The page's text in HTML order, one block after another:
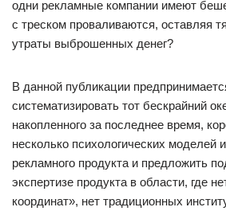
одни рекламные компании имеют
с треском проваливаются, оставляя
утраты выброшенных денег?
В данной публикации
систематизировать тот бескрайний
накопленного за последнее время,
несколько психологических моделей
рекламного продукта и предложить
экспертизе продукта в области, где
координат», нет традиционных